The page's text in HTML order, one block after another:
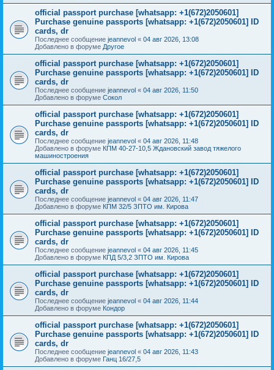
official passport purchase [whatsapp: +1(672)2050601]
Purchase genuine passports [whatsapp: +1(672)2050601] ID
cards, dr
Последнее сообщение jeannevol « 04 авг 2026, 13:08
Добавлено в форуме Другое
official passport purchase [whatsapp: +1(672)2050601]
Purchase genuine passports [whatsapp: +1(672)2050601] ID
cards, dr
Последнее сообщение jeannevol « 04 авг 2026, 11:50
Добавлено в форуме Сокол
official passport purchase [whatsapp: +1(672)2050601]
Purchase genuine passports [whatsapp: +1(672)2050601] ID
cards, dr
Последнее сообщение jeannevol « 04 авг 2026, 11:48
Добавлено в форуме КПМ 40-27-10,5 Ждановский завод тяжелого
машиностроения
official passport purchase [whatsapp: +1(672)2050601]
Purchase genuine passports [whatsapp: +1(672)2050601] ID
cards, dr
Последнее сообщение jeannevol « 04 авг 2026, 11:47
Добавлено в форуме КПМ 32/5 ЗПТО им. Кирова
official passport purchase [whatsapp: +1(672)2050601]
Purchase genuine passports [whatsapp: +1(672)2050601] ID
cards, dr
Последнее сообщение jeannevol « 04 авг 2026, 11:45
Добавлено в форуме КПД 5/3,2 ЗПТО им. Кирова
official passport purchase [whatsapp: +1(672)2050601]
Purchase genuine passports [whatsapp: +1(672)2050601] ID
cards, dr
Последнее сообщение jeannevol « 04 авг 2026, 11:44
Добавлено в форуме Кондор
official passport purchase [whatsapp: +1(672)2050601]
Purchase genuine passports [whatsapp: +1(672)2050601] ID
cards, dr
Последнее сообщение jeannevol « 04 авг 2026, 11:43
Добавлено в форуме Ганц 16/27,5